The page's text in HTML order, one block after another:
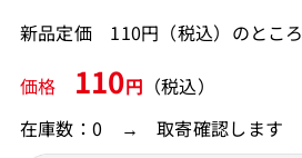
新品定価 110円（税込）のところ
価格 110円 （税込）
在庫数：0 → 取寄確認します